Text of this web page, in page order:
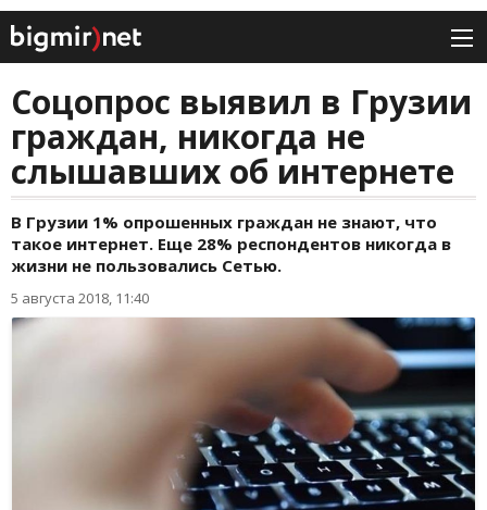
Соцопрос выявил в Грузии
граждан, никогда не
слышавших об интернете
В Грузии 1% опрошенных граждан не знают, что
такое интернет. Еще 28% респондентов никогда в
жизни не пользовались Сетью.
5 августа 2018, 11:40